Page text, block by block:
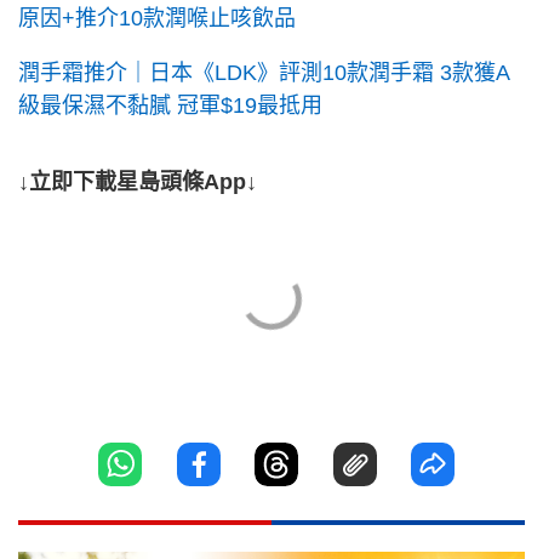
原因+推介10款潤喉止咳飲品
潤手霜推介｜日本《LDK》評測10款潤手霜 3款獲A
級最保濕不黏膩 冠軍$19最抵用
↓立即下載星島頭條App↓